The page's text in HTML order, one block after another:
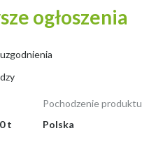
ogłoszenia
t
Pochodzenie produktu
Polska